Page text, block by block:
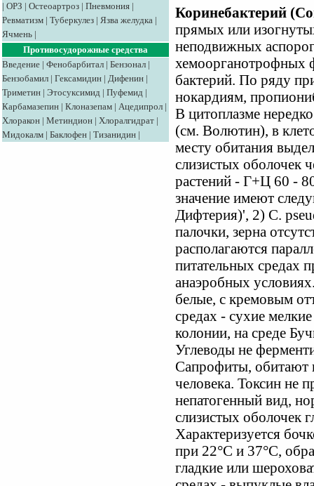
| ОРЗ | Остеоартроз | Пневмония |
Ревматизм | Туберкулез | Язва желудка |
Ячмень |
Противосудорожные средства
Введение | Фенобарбитал | Бензонал |
Бензобамил | Гексамидин | Дифенин |
Триметин | Этосуксимид | Пуфемид |
Карбамазепин | Клоназепам | Ацедипрол |
Хлоракон | Метиндион | Хлоралгидрат |
Мидокалм | Баклофен | Тизанидин |
Коринебактерий
прямых или
неподвижных
хемоорганотрофных
бактерий. По ряду
нокардиям,
В цитоплазме
(см. Волютин), в
месту обитания
слизистых оболочек
растений - Г+Ц 60 -
значение имеют
Дифтерия)', 2) С.
палочки, зерна
располагаются
питательных средах
анаэробных
белые, с кремовым
средах - сухие
колонии, на среде
Углеводы не
Сапрофиты, обитают
человека. Токсин не
непатогенный вид,
слизистых оболочек
Характеризуется
при 22°С и 37°С,
гладкие или